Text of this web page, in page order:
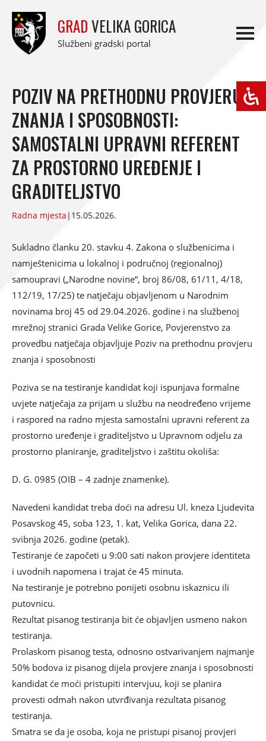
GRADVELIKA GORICA
Službeni gradski portal
POZIV NA PRETHODNU PROVJERU
ZNANJA I SPOSOBNOSTI:
SAMOSTALNI UPRAVNI REFERENT
ZA PROSTORNO UREĐENJE I
GRADITELJSTVO
Radna mjesta | 15.05.2026.
Sukladno članku 20. stavku 4. Zakona o službenicima i
namještenicima u lokalnoj i područnoj (regionalnoj)
samoupravi („Narodne novine“, broj 86/08, 61/11, 4/18,
112/19, 17/25) te natječaju objavljenom u Narodnim
novinama broj 45 od 29.04.2026. godine i na službenoj
mrežnoj stranici Grada Velike Gorice, Povjerenstvo za
provedbu natječaja objavljuje Poziv na prethodnu provjeru
znanja i sposobnosti
Poziva se na testiranje kandidat koji ispunjava formalne
uvjete natječaja za prijam u službu na neodređeno vrijeme
i raspored na radno mjesta samostalni upravni referent za
prostorno uređenje i graditeljstvo u Upravnom odjelu za
prostorno planiranje, graditeljstvo i zaštitu okoliša:
D. G. 0985 (OIB – 4 zadnje znamenke).
Navedeni kandidat treba doći na adresu Ul. kneza Ljudevita
Posavskog 45, soba 123, 1. kat, Velika Gorica, dana 22.
svibnja 2026. godine (petak).
Testiranje će započeti u 9:00 sati nakon provjere identiteta
i uvodnih napomena i trajat će 45 minuta.
Na testiranje je potrebno ponijeti osobnu iskaznicu ili
putovnicu.
Rezultat pisanog testiranja bit će objavljen usmeno nakon
testiranja.
Prolaskom pisanog testa, odnosno ostvarivanjem najmanje
50% bodova iz pisanog dijela provjere znanja i sposobnosti
kandidat će moći pristupiti intervjuu, koji se planira
provesti odmah nakon utvrđivanja rezultata pisanog
testiranja.
Smatra se da je osoba, koja ne pristupi pisanoj provjeri